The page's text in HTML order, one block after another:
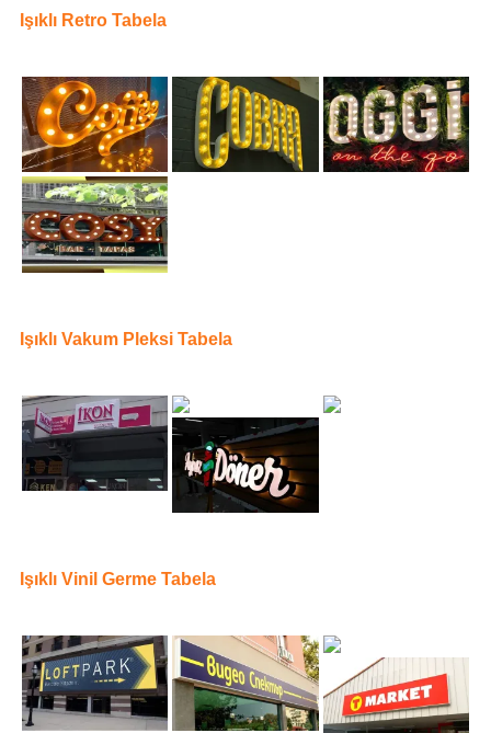
Işıklı Retro Tabela
Işıklı Vakum Pleksi Tabela
Işıklı Vinil Germe Tabela